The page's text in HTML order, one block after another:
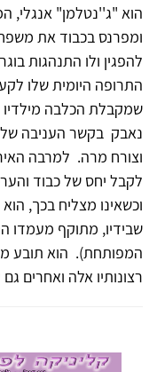
הוא "ג''נטלמן" אנגלי,
ומפרנס בכבוד את
להפגין ולו התנהגות
התרופה היומית שלו
שמקבלת הכלבה מילדיו
נאבק בקשר העניבה
וצורח מרה. למרבה
לקבל יחס של כבוד
וכשאינו מצליח בכך,
שבידיו, מתוקף מעמדו
המפותחת). הוא תובע
רצונותיו אלה ואחרים